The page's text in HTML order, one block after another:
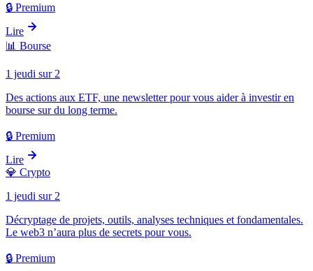
🔒 Premium
Lire
📊 Bourse
1 jeudi sur 2
Des actions aux ETF, une newsletter pour vous aider à investir en
bourse sur du long terme.
🔒 Premium
Lire
💎 Crypto
1 jeudi sur 2
Décryptage de projets, outils, analyses techniques et fondamentales.
Le web3 n’aura plus de secrets pour vous.
🔒 Premium